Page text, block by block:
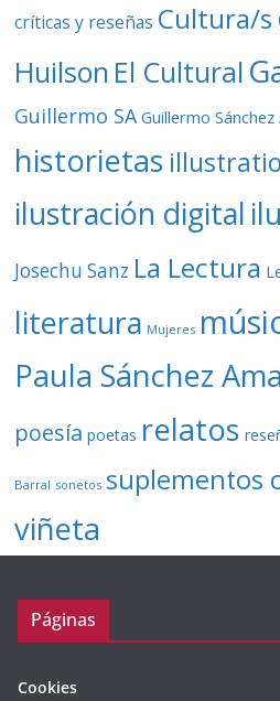
críticas y reseñas Cultura/s
Huilson El Cultural
Guillermo SA Guillermo
historietas
ilustración digital
Josechu Sanz La Lectura
literatura Mujeres
Paula Sánchez
poesía poetas relatos
Barral sonetos suplementos
viñeta
Páginas
Cookies